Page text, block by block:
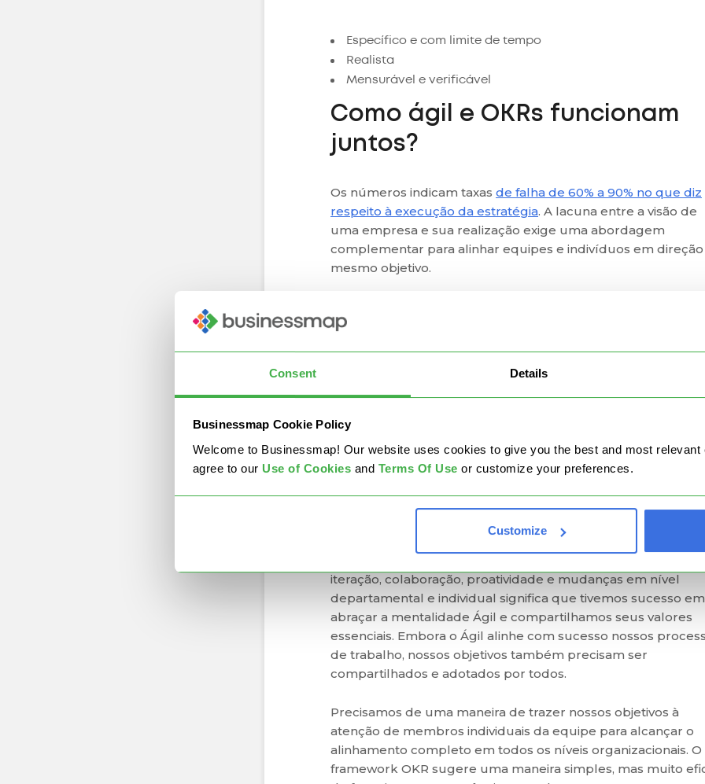
Consent Details
Businessmap Cookie Policy
Welcome to Businessmap! Our website uses cookies to give you the best and most
agree to our Use of Cookies and Terms Of Use or customize your preferences.
Customize
Específico e com limite de tempo
Realista
Mensurável e verificável
Como ágil e OKRs funcionam
juntos?
Os números indicam taxas de falha de 60% a 90% no que diz
respeito à execução da estratégia. A lacuna entre a visão de
uma empresa e sua realização exige uma abordagem
complementar para alinhar equipes e indivíduos em direção
mesmo objetivo.
os meios e métodos de trabalho adotados em nível de
nossos negócios. A coexistência das duas filosofias esconde o
potencial de alinhar continuamente o trabalho com a missão
empresa, aumentar o envolvimento dos funcionários e trazer
Alinhamento com objetivos estratégicos
uma excelente base para introduzir processos, práticas e
iteração, colaboração, proatividade e mudanças em nível
departamental e individual significa que tivemos sucesso em
abraçar a mentalidade Ágil e compartilhamos seus valores
essenciais. Embora o Ágil alinhe com sucesso nossos
de trabalho, nossos objetivos também precisam ser
compartilhados e adotados por todos.
Precisamos de uma maneira de trazer nossos objetivos à
atenção de membros individuais da equipe para alcançar o
alinhamento completo em todos os níveis organizacionais. O
framework OKR sugere uma maneira simples, mas muito